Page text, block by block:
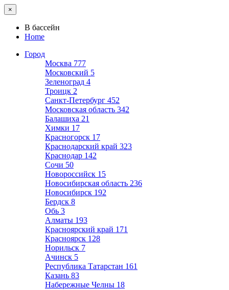
×
В бассейн
Home
Город
Москва 777
Московский 5
Зеленоград 4
Троицк 2
Санкт-Петербург 452
Московская область 342
Балашиха 21
Химки 17
Красногорск 17
Краснодарский край 323
Краснодар 142
Сочи 50
Новороссийск 15
Новосибирская область 236
Новосибирск 192
Бердск 8
Обь 3
Алматы 193
Красноярский край 171
Красноярск 128
Норильск 7
Ачинск 5
Республика Татарстан 161
Казань 83
Набережные Челны 18